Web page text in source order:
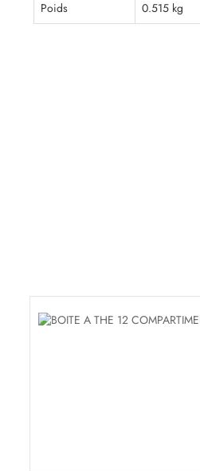
Poids
0.515 kg